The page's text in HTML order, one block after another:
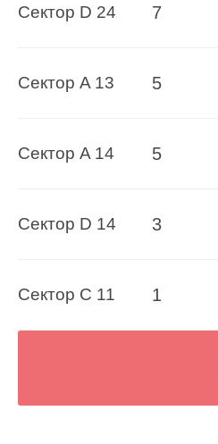
Сектор D 24 7
Сектор A 13 5
Сектор A 14 5
Сектор D 14 3
Сектор C 11 1